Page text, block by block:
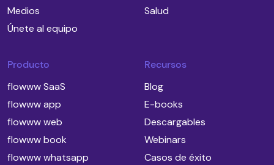
Medios
Únete al equipo
Salud
Producto
flowww SaaS
flowww app
flowww web
flowww book
flowww whatsapp
Recursos
Blog
E-books
Descargables
Webinars
Casos de éxito